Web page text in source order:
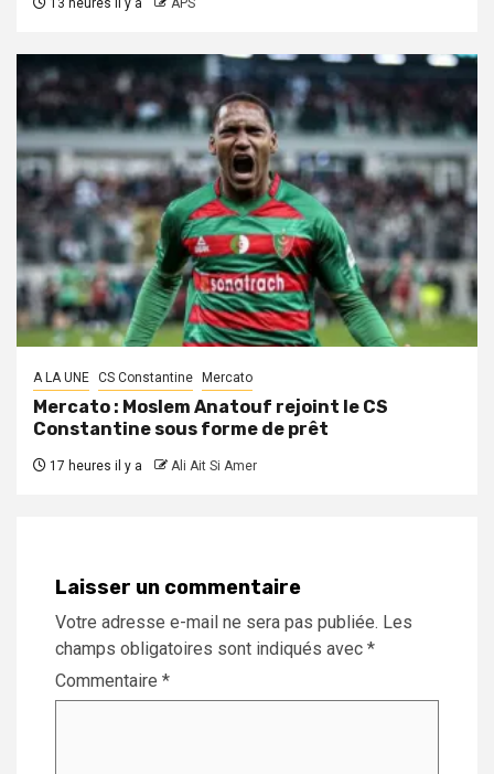
A LA UNE CS Constantine Mercato
Mercato : Moslem Anatouf rejoint le CS
Constantine sous forme de prêt
17 heures il y a Ali Ait Si Amer
Laisser un commentaire
Votre adresse e-mail ne sera pas publiée. Les
champs obligatoires sont indiqués avec *
Commentaire *